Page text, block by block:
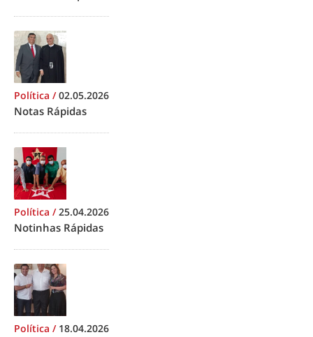
Política /02.05.2026
Notas Rápidas
Política /25.04.2026
Notinhas Rápidas
Política / 18.04.2026